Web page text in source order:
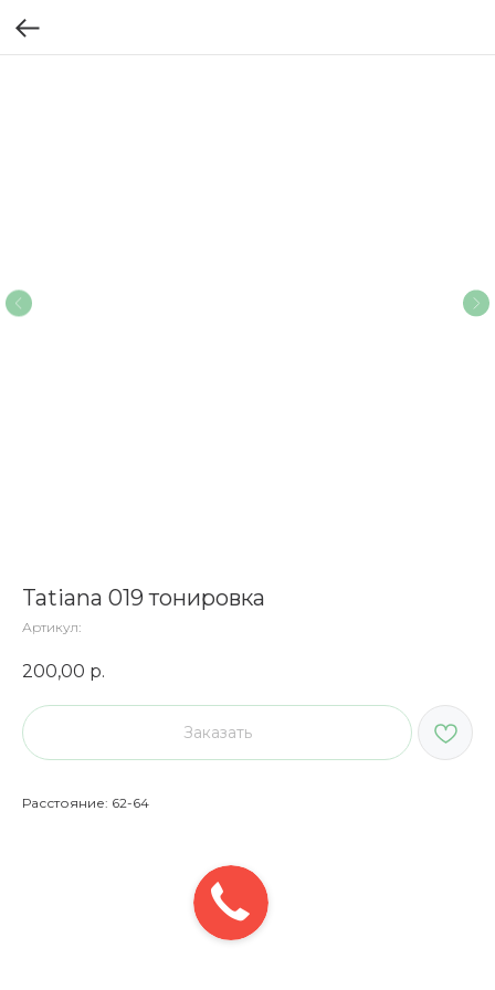
Tatiana 019 тонировка
Артикул:
200,00 р.
Заказать
Расстояние: 62-64